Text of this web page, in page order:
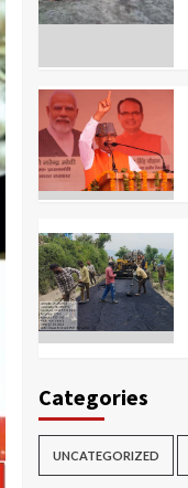
Categories
UNCATEGORIZED